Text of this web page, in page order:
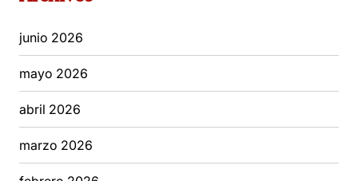
junio 2026
mayo 2026
abril 2026
marzo 2026